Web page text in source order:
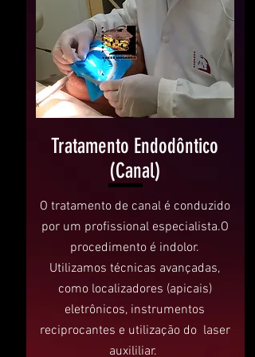
Tratamento Endodôntico
(Canal)
O tratamento de canal é conduzido
por um profissional especialista.O
procedimento é indolor.
Utilizamos técnicas avançadas,
como localizadores (apicais)
eletrônicos, instrumentos
reciprocantes e utilização do laser
auxililiar.